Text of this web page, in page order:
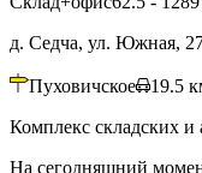
д. Седча, ул. Южная,
Пуховичское 19.5
Комплекс складских
На сегодняшний